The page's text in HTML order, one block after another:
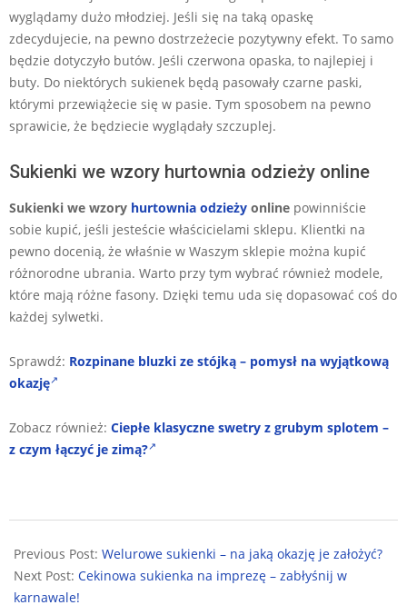
wyglądamy dużo młodziej. Jeśli się na taką opaskę
zdecydujecie, na pewno dostrzeżecie pozytywny efekt. To samo
będzie dotyczyło butów. Jeśli czerwona opaska, to najlepiej i
buty. Do niektórych sukienek będą pasowały czarne paski,
którymi przewiążecie się w pasie. Tym sposobem na pewno
sprawicie, że będziecie wyglądały szczuplej.
Sukienki we wzory hurtownia odzieży online
Sukienki we wzory hurtownia odzieży online powinniście
sobie kupić, jeśli jesteście właścicielami sklepu. Klientki na
pewno docenią, że właśnie w Waszym sklepie można kupić
różnorodne ubrania. Warto przy tym wybrać również modele,
które mają różne fasony. Dzięki temu uda się dopasować coś do
każdej sylwetki.
Sprawdź: Rozpinane bluzki ze stójką – pomysł na wyjątkową
okazję
Zobacz również: Ciepłe klasyczne swetry z grubym splotem –
z czym łączyć je zimą?
12-
30
Previous Post: Welurowe sukienki – na jaką okazję je założyć?
Next Post: Cekinowa sukienka na imprezę – zabłyśnij w
karnawale!